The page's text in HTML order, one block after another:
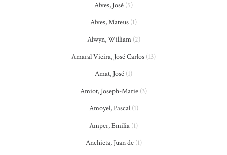
Alves, José (5)
Alves, Mateus (1)
Alwyn, William(2)
Amaral Vieira, José Carlos (13)
Amat, José (1)
Amiot, Joseph-Marie (3)
Amoyel, Pascal(1)
Amper, Emilia (1)
Anchieta, Juan de(1)